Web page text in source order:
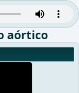
aórtico